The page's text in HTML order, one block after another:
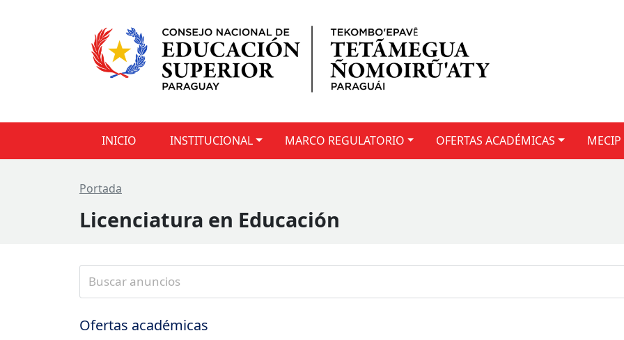
INICIO INSTITUCIONAL MARCO REGULATORIO OFERTAS ACADÉMICAS MECIP
Portada
Licenciatura en Educación
Ofertas académicas